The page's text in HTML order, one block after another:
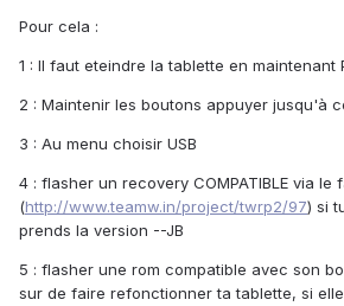
Pour cela :
1 : Il faut eteindre la tablette en maintenant
2 : Maintenir les boutons appuyer jusqu'à
3 : Au menu choisir USB
4 : flasher un recovery COMPATIBLE via le
(http://www.teamw.in/project/twrp2/97) si
prends la version --JB
5 : flasher une rom compatible avec son
sur de faire refonctionner ta tablette, si